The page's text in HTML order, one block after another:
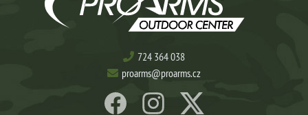
724 364 038
proarms@proarms.cz